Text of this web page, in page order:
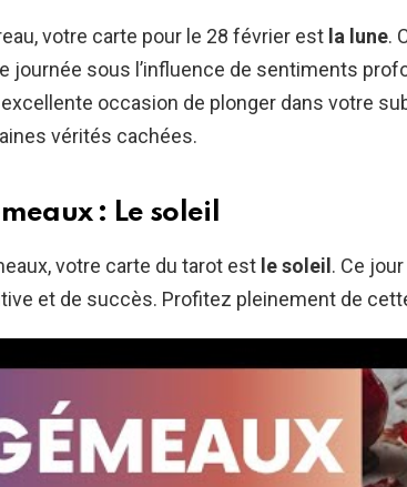
votre carte pour le 28 février est la lune.
journée sous l’influence de sentiments
occasion de plonger dans votre
vérités cachées.
: Le soleil
votre carte du tarot est le soleil . Ce
et de succès. Profitez pleinement de